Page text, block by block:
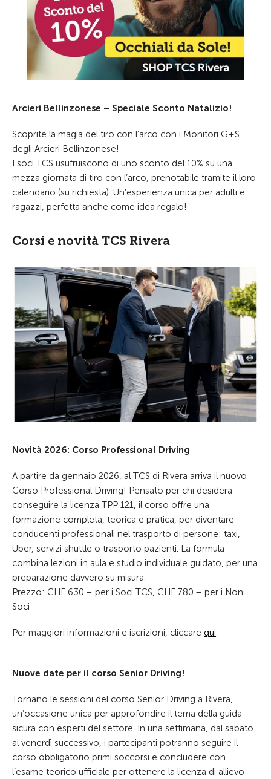
Arcieri Bellinzonese – Speciale Sconto Natalizio!
Scoprite la magia del tiro con l’arco con i Monitori G+S
degli Arcieri Bellinzonese!
I soci TCS usufruiscono di uno sconto del 10% su una
mezza giornata di tiro con l’arco, prenotabile tramite il loro
calendario (su richiesta). Un’esperienza unica per adulti e
ragazzi, perfetta anche come idea regalo!
Corsi e novità TCS Rivera
Novità 2026: Corso Professional Driving
A partire da gennaio 2026, al TCS di Rivera arriva il nuovo
Corso Professional Driving! Pensato per chi desidera
conseguire la licenza TPP 121, il corso offre una
formazione completa, teorica e pratica, per diventare
conducenti professionali nel trasporto di persone: taxi,
Uber, servizi shuttle o trasporto pazienti. La formula
combina lezioni in aula e studio individuale guidato, per una
preparazione davvero su misura.
Prezzo: CHF 630.– per i Soci TCS, CHF 780.– per i Non
Soci
Per maggiori informazioni e iscrizioni, cliccare qui.
Nuove date per il corso Senior Driving!
Tornano le sessioni del corso Senior Driving a Rivera,
un’occasione unica per approfondire il tema della guida
sicura con esperti del settore. In una settimana, dal sabato
al venerdì successivo, i partecipanti potranno seguire il
corso obbligatorio primi soccorsi e concludere con
l’esame teorico ufficiale per ottenere la licenza di allievo